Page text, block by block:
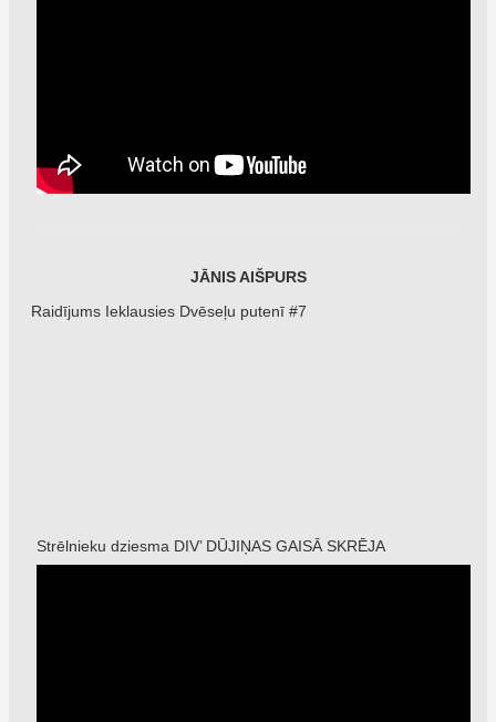
JĀNIS AIŠPURS
Raidījums Ieklausies Dvēseļu putenī #7
Strēlnieku dziesma DIV’ DŪJIŅAS GAISĀ SKRĒJA